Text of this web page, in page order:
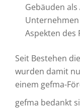
Gebäuden
Unternehmen
Aspekten des
Seit Bestehen
wurden damit
einem gefma-
gefma bedankt